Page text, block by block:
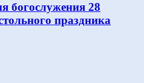
богослужения 28
праздника